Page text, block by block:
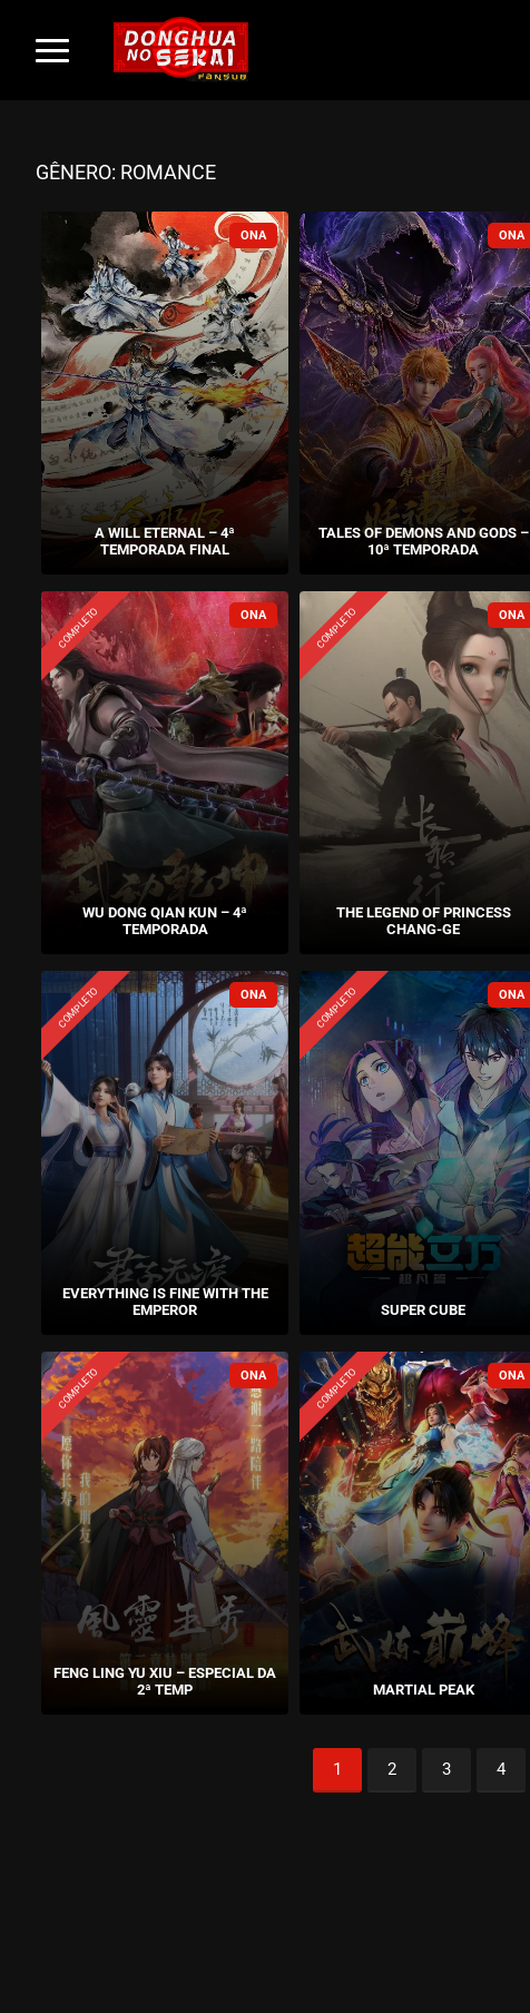
GÊNERO: ROMANCE
A WILL ETERNAL – 4ª
TEMPORADA FINAL
TALES OF DEMONS AND GODS –
10ª TEMPORADA
COMPLETO
WU DONG QIAN KUN – 4ª
TEMPORADA
COMPLETO
THE LEGEND OF PRINCESS
CHANG-GE
COMPLETO
EVERYTHING IS FINE WITH THE
EMPEROR
COMPLETO
SUPER CUBE
COMPLETO
FENG LING YU XIU – ESPECIAL DA
2ª TEMP
COMPLETO
MARTIAL PEAK
1
1
2
2
3
3
4
4